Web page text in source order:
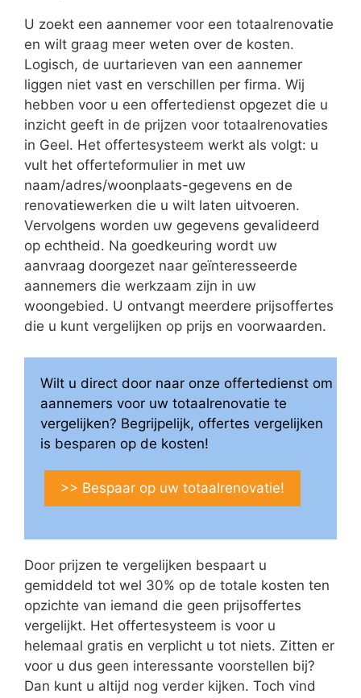
U zoekt een aannemer voor een totaalrenovatie
en wilt graag meer weten over de kosten.
Logisch, de uurtarieven van een aannemer
liggen niet vast en verschillen per firma. Wij
hebben voor u een offertedienst opgezet die u
inzicht geeft in de prijzen voor totaalrenovaties
in Geel. Het offertesysteem werkt als volgt: u
vult het offerteformulier in met uw
naam/adres/woonplaats-gegevens en de
renovatiewerken die u wilt laten uitvoeren.
Vervolgens worden uw gegevens gevalideerd
op echtheid. Na goedkeuring wordt uw
aanvraag doorgezet naar geïnteresseerde
aannemers die werkzaam zijn in uw
woongebied. U ontvangt meerdere prijsoffertes
die u kunt vergelijken op prijs en voorwaarden.
Wilt u direct door naar onze offertedienst om
aannemers voor uw totaalrenovatie te
vergelijken? Begrijpelijk, offertes vergelijken
is besparen op de kosten!
>> Bespaar op uw totaalrenovatie!
Door prijzen te vergelijken bespaart u
gemiddeld tot wel 30% op de totale kosten ten
opzichte van iemand die geen prijsoffertes
vergelijkt. Het offertesysteem is voor u
helemaal gratis en verplicht u tot niets. Zitten er
voor u dus geen interessante voorstellen bij?
Dan kunt u altijd nog verder kijken. Toch vind